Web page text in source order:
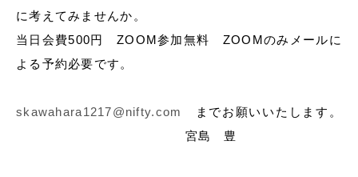
に考えてみませんか。
当日会費500円 ZOOM参加無料 ZOOMのみメールに
よる予約必要です。
skawahara1217@nifty.com
までお願いいたします。
宮島 豊